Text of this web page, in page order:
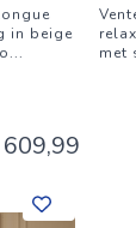
in beige
...
met